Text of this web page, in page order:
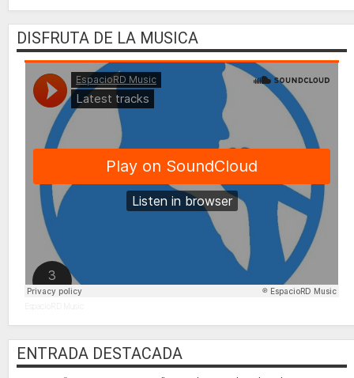
DISFRUTA DE LA MUSICA
EspacioRD Music
ENTRADA DESTACADA